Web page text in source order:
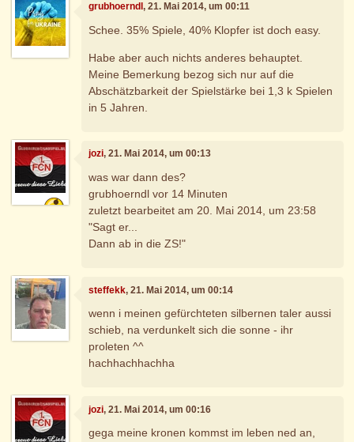
grubhoerndl, 21. Mai 2014, um 00:11
Schee. 35% Spiele, 40% Klopfer ist doch easy.
Habe aber auch nichts anderes behauptet.
Meine Bemerkung bezog sich nur auf die
Abschätzbarkeit der Spielstärke bei 1,3 k Spielen
in 5 Jahren.
jozi, 21. Mai 2014, um 00:13
was war dann des?
grubhoerndl vor 14 Minuten
zuletzt bearbeitet am 20. Mai 2014, um 23:58
"Sagt er...
Dann ab in die ZS!"
steffekk, 21. Mai 2014, um 00:14
wenn i meinen gefürchteten silbernen taler aussi
schieb, na verdunkelt sich die sonne - ihr
proleten ^^
hachhachhachha
jozi, 21. Mai 2014, um 00:16
gega meine kronen kommst im leben ned an,